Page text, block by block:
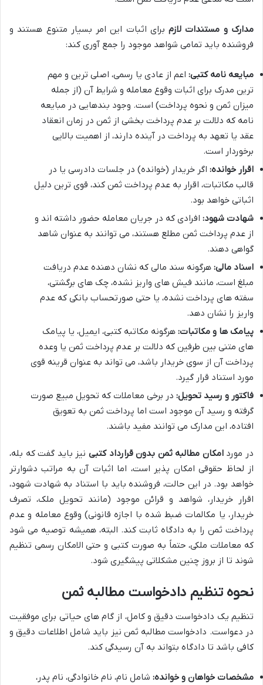
مدارک و مستندات لازمبرای اثبات این امر بسیار متنوع هستند و
فروشنده باید تمامی شواهد موجود را جمع آوری کند:
مبایعه نامه کتبی: اعم از عادی یا رسمی، اصلی ترین و مهم
ترین مدرک برای اثبات وقوع معامله و شرایط آن (از جمله
میزان ثمن و نحوه پرداخت) است. وجود بندهایی در مبایعه
نامه که دلالت بر عدم پرداخت بخشی از ثمن در زمان انعقاد
عقد یا تعهد به پرداخت در آینده دارند، از اهمیت بالایی
برخوردار است.
اقرار خوانده: اگر خریدار (خوانده) در جلسات دادرسی یا در
قالب مکاتبات، اقرار به عدم پرداخت ثمن کند، قوی ترین دلیل
اثباتی خواهد بود.
شهادت شهود: افرادی که در جریان معامله حضور داشته اند و
از عدم پرداخت ثمن مطلع هستند، می توانند به عنوان شاهد
گواهی دهند.
اسناد مالی: هرگونه سند مالی که نشان دهنده عدم دریافت
مبلغ است، مانند فیش های واریز نشده، چک های برگشتی،
سفته های پرداخت نشده، یا حتی صورتحساب بانکی که عدم
واریز را نشان دهد.
پیامک ها و مکاتبات: هرگونه مکاتبه کتبی، ایمیل، یا پیامک
های متنی بین طرفین که دلالت بر عدم پرداخت ثمن یا وعده
پرداخت آن از سوی خریدار باشد، می تواند به عنوان قرینه قوی
مورد استناد قرار گیرد.
فاکتور و رسید تحویل: در برخی معاملات که تحویل مبیع صورت
گرفته و رسید آن موجود است اما پرداخت ثمن به تعویق
افتاده، این مدارک می توانند مفید باشند.
در موردامکان مطالبه ثمن بدون قرارداد کتبی نیز باید گفت که بله،
از لحاظ حقوقی امکان پذیر است، اما اثبات آن به مراتب دشوارتر
خواهد بود. در این حالت، فروشنده باید با استناد به شهادت شهود،
اقرار خریدار، شواهد و قرائن موجود (مانند تحویل ملک، تصرف
خریدار، یا مکالمات ضبط شده با اجازه قانونی) وقوع معامله و عدم
پرداخت ثمن را به دادگاه ثابت کند. البته، همیشه توصیه می شود
که معاملات ملکی، حتماً به صورت کتبی و حتی الامکان رسمی تنظیم
شوند تا از بروز چنین مشکلاتی پیشگیری شود.
نحوه تنظیم دادخواست مطالبه ثمن
تنظیم یک دادخواست دقیق و کامل، از گام های حیاتی برای موفقیت
در دعواست. دادخواست مطالبه ثمن نیز باید شامل اطلاعات دقیق و
کافی باشد تا دادگاه بتواند به آن رسیدگی کند.
مشخصات خواهان و خوانده: شامل نام، نام خانوادگی، نام پدر،